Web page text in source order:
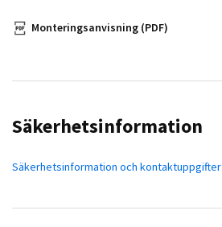
Monteringsanvisning (PDF)
Säkerhetsinformation
Säkerhetsinformation och kontaktuppgifter